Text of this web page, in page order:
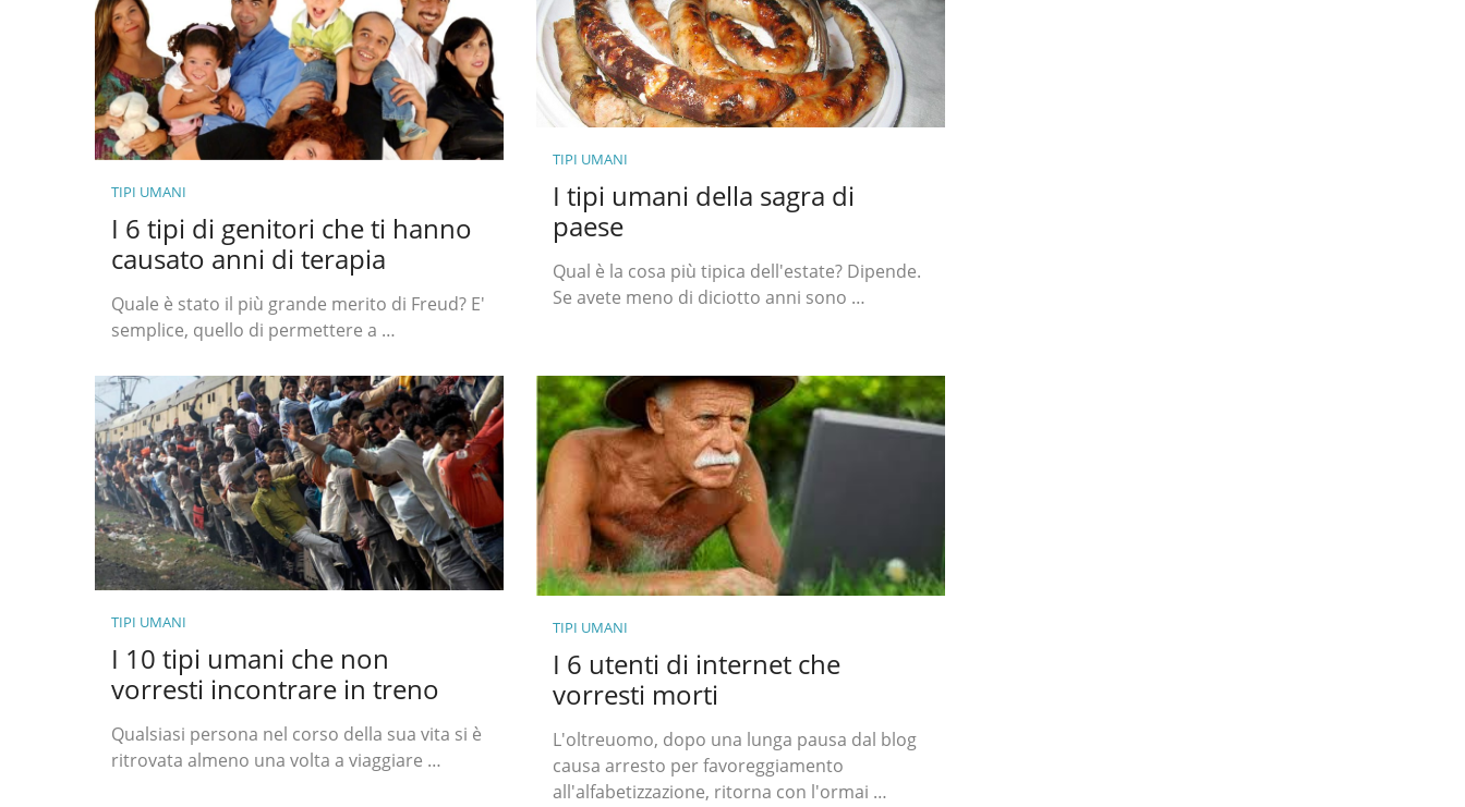
TIPI UMANI
I 6 tipi di genitori che ti hanno
causato anni di terapia
Quale è stato il più grande merito di Freud? E'
semplice, quello di permettere a …
TIPI UMANI
I tipi umani della sagra di
paese
Qual è la cosa più tipica dell'estate? Dipende.
Se avete meno di diciotto anni sono …
TIPI UMANI
I 10 tipi umani che non
vorresti incontrare in treno
Qualsiasi persona nel corso della sua vita si è
ritrovata almeno una volta a viaggiare …
TIPI UMANI
I 6 utenti di internet che
vorresti morti
L'oltreuomo, dopo una lunga pausa dal blog
causa arresto per favoreggiamento
all'alfabetizzazione, ritorna con l'ormai …